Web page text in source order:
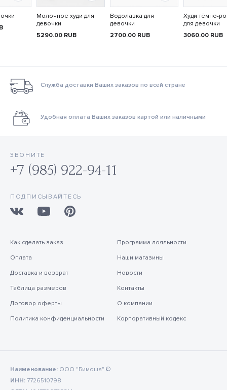
Молочное худи для
девочки
5290.00 RUB
Водолазка для
девочки
2700.00 RUB
Худи тёмно-
для девочки
3060.00 RUB
Служба доставки Ваших заказов по всей стране
Удобная оплата Ваших заказов картой или наличными
ЗВОНИТЕ
+7 (985) 922-94-11
ПОДПИСЫВАЙТЕСЬ
Как сделать заказ
Оплата
Доставка и возврат
Таблица размеров
Договор оферты
Политика конфиденциальности
Программа лояльности
Наши магазины
Новости
Контакты
О компании
Корпоративный кодекс
Наименование: ООО "Бимоша" ©
ИНН: 7726510798